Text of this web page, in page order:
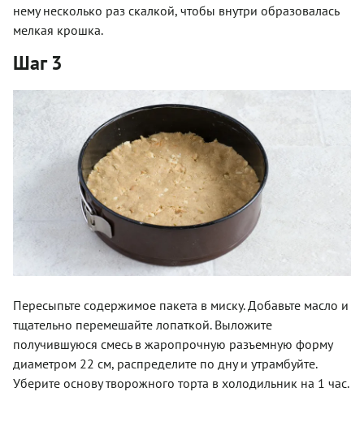
нему несколько раз скалкой, чтобы внутри образовалась
мелкая крошка.
Шаг 3
Пересыпьте содержимое пакета в миску. Добавьте масло и
тщательно перемешайте лопаткой. Выложите
получившуюся смесь в жаропрочную разъемную форму
диаметром 22 см, распределите по дну и утрамбуйте.
Уберите основу творожного торта в холодильник на 1 час.